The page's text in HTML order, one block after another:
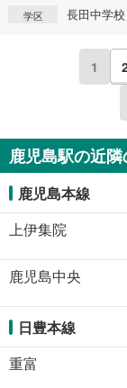
学区 長田中学校
1
鹿児島駅の近
鹿児島本線
上伊集院
鹿児島中央
日豊本線
重富